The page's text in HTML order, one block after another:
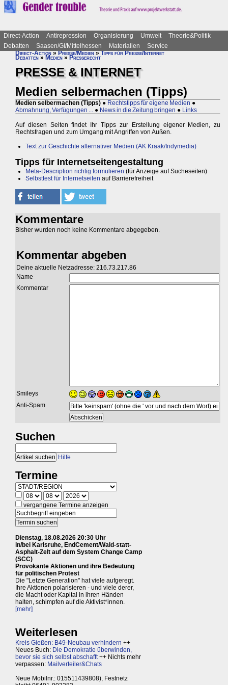
Direct-Action Antirepression Organisierung Umwelt
Theorie&Politik
Debatten
Saasen/GI/Mittelhessen Materialien
Service
Direct-Action»Presse/Medien»Tipps für Presse/Internet
Debatten » Medien » Presserecht
PRESSE & INTERNET
Medien selbermachen (Tipps)
Medien selbermachen (Tipps) ● Rechtstipps für eigene Medien ●
Abmahnung, Verfügungen ... ● News in die Zeitung bringen ● Links
Auf diesen Seiten findet Ihr Tipps zur Erstellung eigener Medien, zu
Rechtsfragen und zum Umgang mit Angriffen von Außen.
Text zur Geschichte alternativer Medien (AK Kraak/Indymedia)
Tipps für Internetseitengestaltung
Meta-Description richtig formulieren (für Anzeige auf Sucheseiten)
Selbsttest für Internetseiten auf Barrierefreiheit
Kommentare
Bisher wurden noch keine Kommentare abgegeben.
Kommentar abgeben
Deine aktuelle Netzadresse: 216.73.217.86
Name
Kommentar
Smileys
Anti-Spam
Suchen
Hilfe
Termine
vergangene Termine anzeigen
Dienstag, 18.08.2026 20:30 Uhr
in/bei Karlsruhe, EndCement/Wald-statt-
Asphalt-Zelt auf dem System Change Camp
(SCC)
Provokante Aktionen und ihre Bedeutung
für politischen Protest
Die "Letzte Generation" hat viele aufgeregt.
Ihre Aktionen polarisieren - und viele derer,
die Macht oder Kapital in ihren Händen
halten, schimpfen auf die Aktivist*innen.
[mehr]
Weiterlesen
Kreis Gießen: B49-Neubau verhindern ++
Neues Buch: Die Demokratie überwinden,
bevor sie sich selbst abschafft++ Nichts mehr
verpassen: Mailverteiler&Chats
Neue Mobilnr.: 015511439808), Festnetz